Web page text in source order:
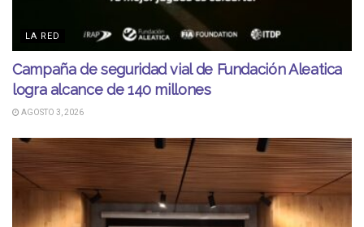
LA RED
Campaña de seguridad vial de Fundación Aleatica
logra alcance de 140 millones
AGOSTO 3, 2026